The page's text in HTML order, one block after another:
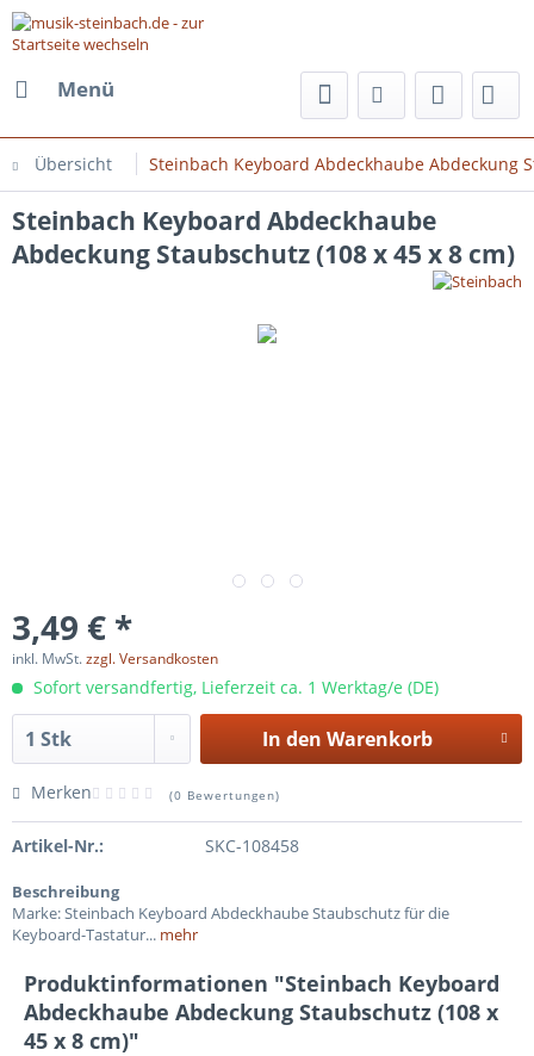
Menü
Übersicht Steinbach Keyboard Abdeckhaube Abdeckung
Steinbach Keyboard Abdeckhaube
Abdeckung Staubschutz (108 x 45 x 8 cm)
3,49 € *
inkl. MwSt.zzgl. Versandkosten
Sofort versandfertig, Lieferzeit ca. 1 Werktag/e (DE)
In den Warenkorb
Merken (0 Bewertungen)
Artikel-Nr.: SKC-108458
Beschreibung
Marke: Steinbach Keyboard Abdeckhaube Staubschutz für die
Keyboard-Tastatur... mehr
Produktinformationen "Steinbach Keyboard
Abdeckhaube Abdeckung Staubschutz (108 x
45 x 8 cm)"